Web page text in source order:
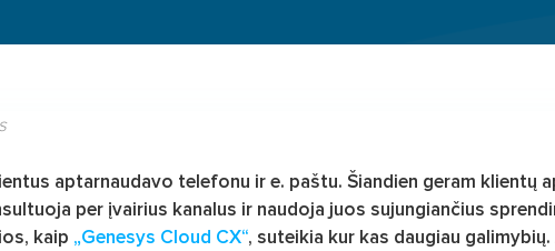
aptarnaudavo telefonu ir e. paštu. Šiandien geram klientų
per įvairius kanalus ir naudoja juos sujungiančius
kaip „Genesys Cloud CX“, suteikia kur kas daugiau